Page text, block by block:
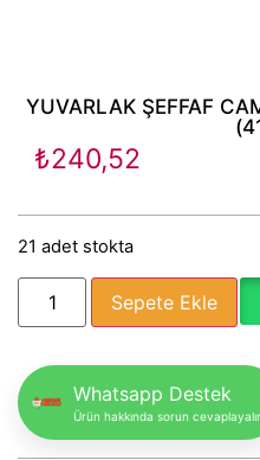
YUVARLAK ŞEFFAF
₺240,52
21 adet stokta
Sepete Ekle
Whatsapp Destek
Ürün hakkında sorun